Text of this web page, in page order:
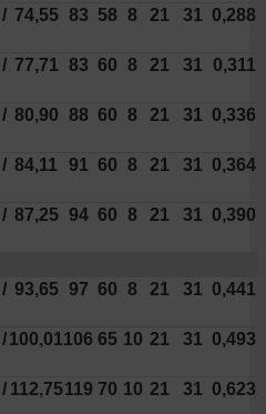
/ 74,55 83 58 8 21 31 0,288
/ 77,71 83 60 8 21 31 0,311
/ 80,90 88 60 8 21 31 0,336
/ 84,11 91 60 8 21 31 0,364
/ 87,25 94 60 8 21 31 0,390
/ 93,65 97 60 8 21 31 0,441
/ 100,01106 65 10 21 31 0,493
/ 112,75119 70 10 21 31 0,623